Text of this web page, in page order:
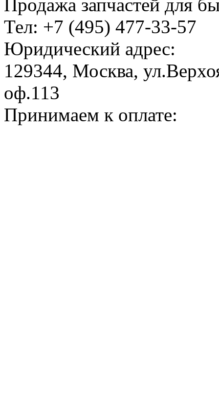
Продажа запчастей для
Тел: +7 (495) 477-33-57
Юридический адрес:
129344, Москва,
оф.113
Принимаем к оплате: